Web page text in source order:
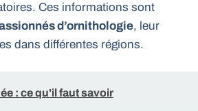
Ces informations sont
d’ornithologie, leur
dans différentes régions.
: ce qu'il faut savoir